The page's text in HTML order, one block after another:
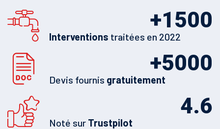
1500
+
Interventions traitées en 2022
5000
+
Devis fournis gratuitement
4.6
Noté sur Trustpilot